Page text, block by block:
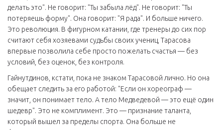
делать это". Не говорит: "Ты забыла лёд". Не говорит: "Ты
потеряешь форму". Она говорит: "Я рада". И больше ничего.
Это революция. В фигурном катании, где тренеры до сих пор
считают себя хозяевами судьбы своих учениц, Тарасова
впервые позволила себе просто пожелать счастья — без
условий, без оценок, без контроля.
Гайнутдинов, кстати, пока не знаком Тарасовой лично. Но она
обещает следить за его работой: "Если он хореограф —
значит, он понимает тело. А тело Медведевой — это ещё один
шедевр". Это не комплимент. Это — признание таланта,
который вышел за пределы спорта. Она больше не